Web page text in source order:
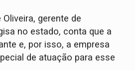
gerente de
no estado, conta que a
e, por isso, a empresa
de atuação para esse